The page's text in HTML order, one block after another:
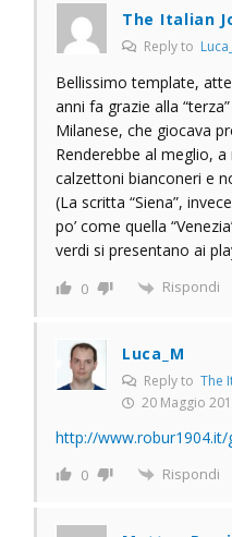
The Italian
Reply to
Bellissimo template,
anni fa grazie alla
Milanese, che giocava
Renderebbe al meglio,
calzettoni bianconeri e
(La scritta “Siena”,
po’ come quella
verdi si presentano ai
0 Rispondi
Luca_M
Reply to The
20 Maggio
http://www.robur1904.it/
0 Rispondi